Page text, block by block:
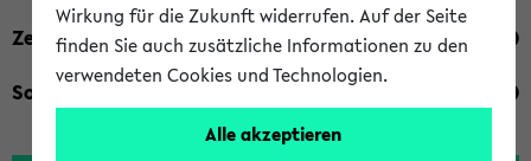
Zeiten
Sonstiges
Wirkung für die Zukunft widerrufen. Auf der Seite
finden Sie auch zusätzliche Informationen zu den
verwendeten Cookies und Technologien.
Alle akzeptieren